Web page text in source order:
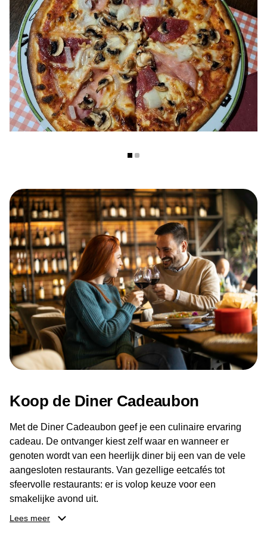
Koop de Diner Cadeaubon
Met de Diner Cadeaubon geef je een culinaire ervaring
cadeau. De ontvanger kiest zelf waar en wanneer er
genoten wordt van een heerlijk diner bij een van de vele
aangesloten restaurants. Van gezellige eetcafés tot
sfeervolle restaurants: er is volop keuze voor een
smakelijke avond uit.
Lees meer